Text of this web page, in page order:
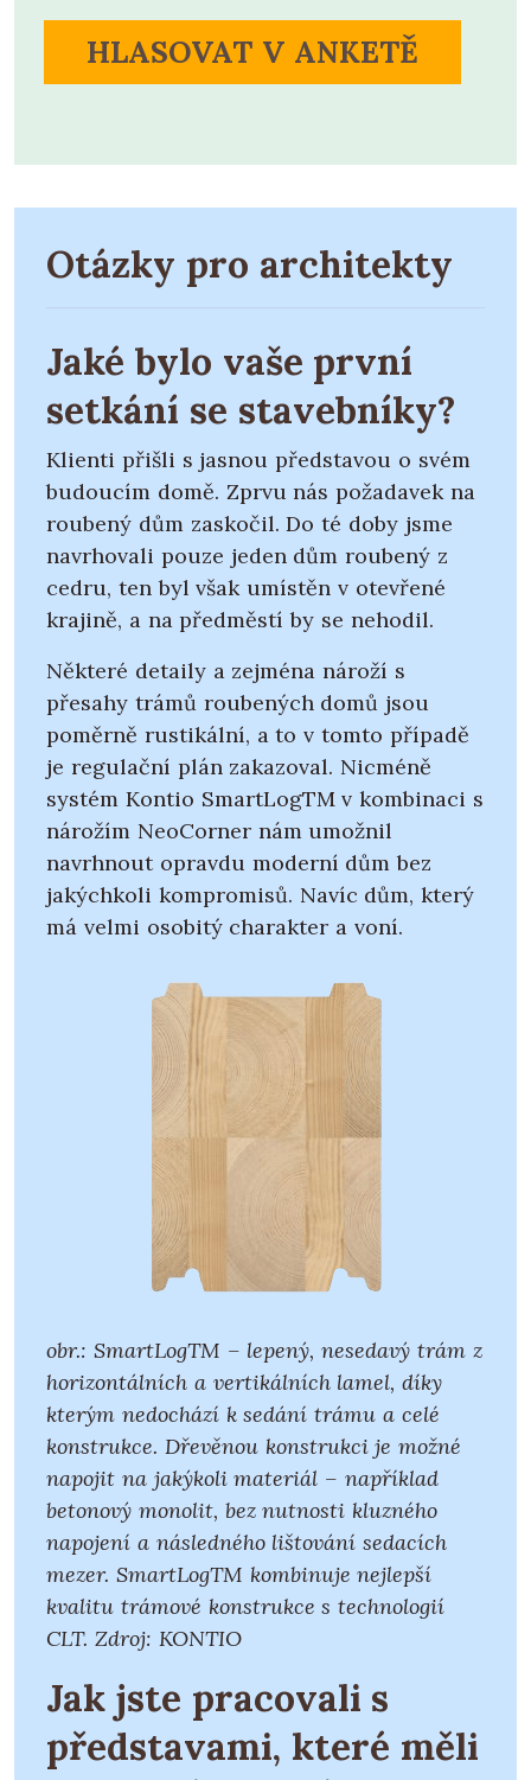
HLASOVAT V ANKETĚ
Otázky pro architekty
Jaké bylo vaše první
setkání se stavebníky?
Klienti přišli s jasnou představou o svém
budoucím domě. Zprvu nás požadavek na
roubený dům zaskočil. Do té doby jsme
navrhovali pouze jeden dům roubený z
cedru, ten byl však umístěn v otevřené
krajině, a na předměstí by se nehodil.
Některé detaily a zejména nároží s
přesahy trámů roubených domů jsou
poměrně rustikální, a to v tomto případě
je regulační plán zakazoval. Nicméně
systém Kontio SmartLogTM v kombinaci s
nárožím NeoCorner nám umožnil
navrhnout opravdu moderní dům bez
jakýchkoli kompromisů. Navíc dům, který
má velmi osobitý charakter a voní.
obr.: SmartLogTM – lepený, nesedavý trám z
horizontálních a vertikálních lamel, díky
kterým nedochází k sedání trámu a celé
konstrukce. Dřevěnou konstrukci je možné
napojit na jakýkoli materiál – například
betonový monolit, bez nutnosti kluzného
napojení a následného lištování sedacích
mezer. SmartLogTM kombinuje nejlepší
kvalitu trámové konstrukce s technologií
CLT. Zdroj: KONTIO
Jak jste pracovali s
představami, které měli